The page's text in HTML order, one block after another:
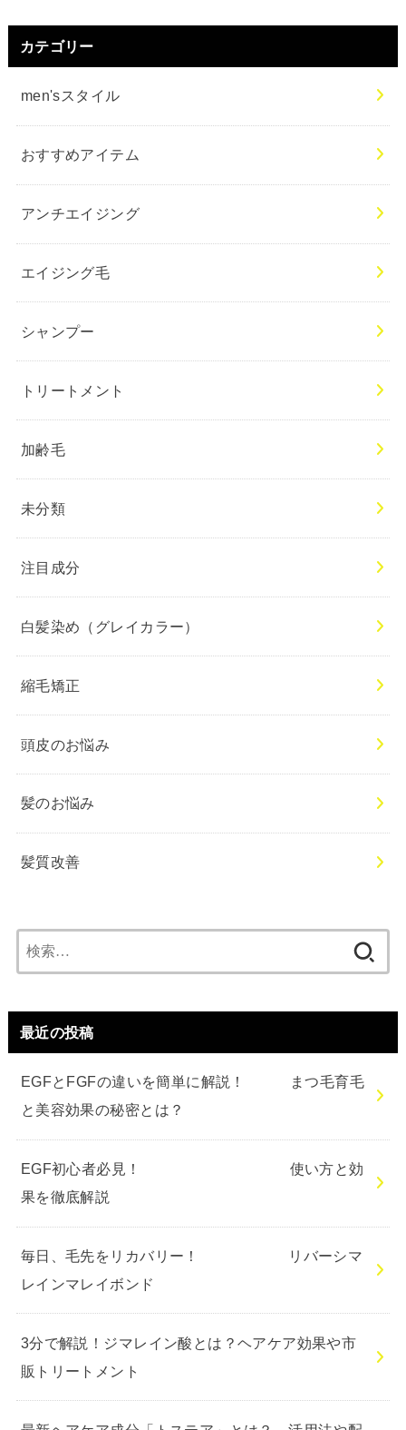
e
b
o
k
er
l
カテゴリー
men'sスタイル
おすすめアイテム
アンチエイジング
エイジング毛
シャンプー
トリートメント
加齢毛
未分類
注目成分
白髪染め（グレイカラー）
縮毛矯正
頭皮のお悩み
髪のお悩み
髪質改善
索:
最近の投稿
EGFとFGFの違いを簡単に解説！ まつ毛育毛
と美容効果の秘密とは？
EGF初心者必見！ 使い方と効
果を徹底解説
毎日、毛先をリカバリー！ リバーシマ
レインマレイボンド
3分で解説！ジマレイン酸とは？ヘアケア効果や市
販トリートメント